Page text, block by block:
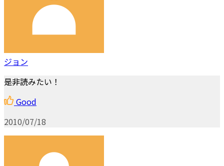
ジョン
是非読みたい！
Good
2010/07/18